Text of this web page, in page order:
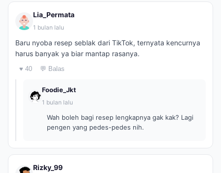
Lia_Permata
1 bulan lalu
Baru nyoba resep seblak dari TikTok, ternyata kencurnya
harus banyak ya biar mantap rasanya.
♥ 40 💬 Balas
Foodie_Jkt
1 bulan lalu
Wah boleh bagi resep lengkapnya gak kak? Lagi
pengen yang pedes-pedes nih.
Rizky_99